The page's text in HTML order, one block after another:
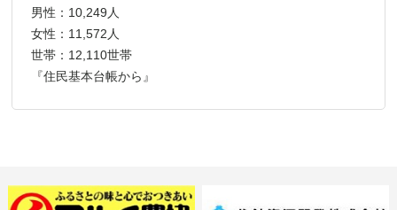
男性：10,249人
女性：11,572人
世帯：12,110世帯
『住民基本台帳から』